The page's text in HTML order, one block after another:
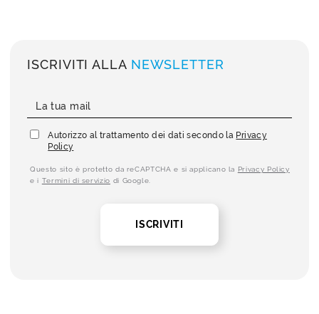
ISCRIVITI ALLA NEWSLETTER
Autorizzo al trattamento dei dati secondo la Privacy
Policy
Questo sito è protetto da reCAPTCHA e si applicano la Privacy Policy
e i Termini di servizio di Google.
ISCRIVITI